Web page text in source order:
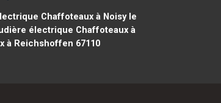
Chaffoteaux à Noisy le
électrique Chaffoteaux à
à Reichshoffen 67110